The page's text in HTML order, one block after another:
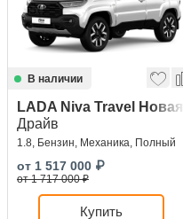
Сравнение
Личный кабинет
В наличии
LADA Niva Travel Новая
Драйв
1.8, Бензин, Механика, Полный
от 1 517 000 ₽
от 1 717 000 ₽
Купить